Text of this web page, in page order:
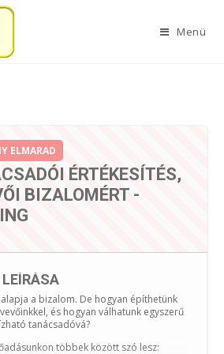
Menü
ELMARAD
ÉRTÉKESÍTÉS,
BIZALOMÉRT -
a bizalom. De hogyan építhetünk
és hogyan válhatunk egyszerű
tanácsadóvá?
többek között szó lesz: